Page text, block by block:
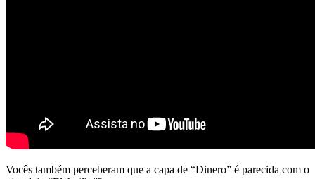
Vocês também perceberam que a capa de “Dinero” é parecida com o